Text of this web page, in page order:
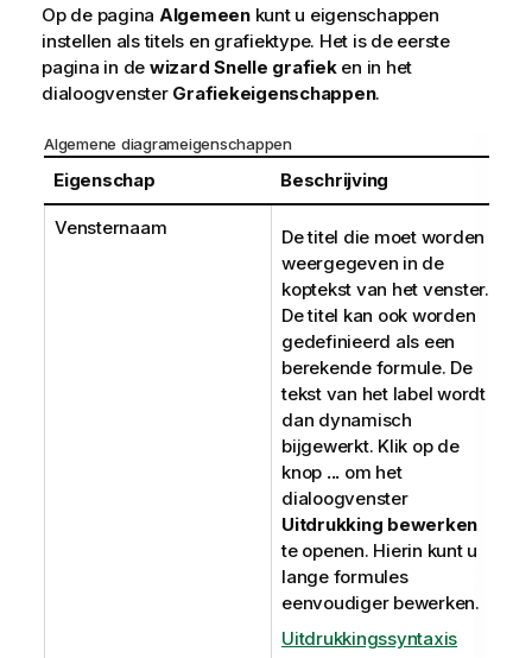
Op de pagina Algemeenkunt u eigenschappen
instellen als titels en grafiektype. Het is de eerste
pagina in de wizard Snelle grafieken in het
dialoogvenster Grafiekeigenschappen.
Algemene diagrameigenschappen
Eigenschap Beschrijving
Vensternaam
De titel die moet worden
weergegeven in de
koptekst van het venster.
De titel kan ook worden
gedefinieerd als een
berekende formule. De
tekst van het label wordt
dan dynamisch
bijgewerkt. Klik op de
knop ... om het
dialoogvenster
Uitdrukking bewerken
te openen. Hierin kunt u
lange formules
eenvoudiger bewerken.
Uitdrukkingssyntaxis